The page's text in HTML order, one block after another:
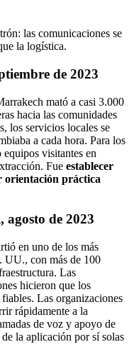
las comunicaciones se
la logística.
de 2023
mató a casi 3.000
hacia las comunidades
los servicios locales se
a cada hora. Para los
equipos visitantes en
Fue establecer
orientación práctica
agosto de 2023
en uno de los más
UU., con más de 100
Las
hicieron que los
Las organizaciones
rápidamente a la
de voz y apoyo de
la aplicación por sí solas